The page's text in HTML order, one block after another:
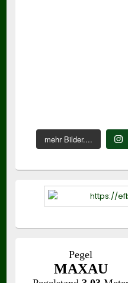
mehr Bilder....